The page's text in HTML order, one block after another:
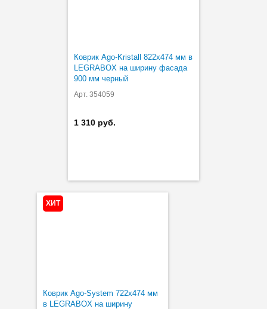
Коврик Ago-Kristall 822х474 мм в
LEGRABOX на ширину фасада
900 мм черный
Арт. 354059
1 310 руб.
ХИТ
Коврик Ago-System 722х474 мм
в LEGRABOX на ширину